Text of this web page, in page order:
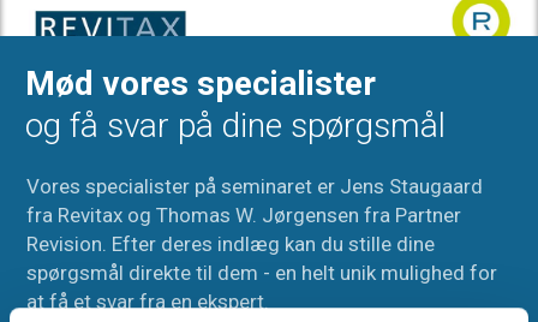
Mød vores specialister
og få svar på dine spørgsmål
Vores specialister på seminaret er Jens Staugaard
fra Revitax og Thomas W. Jørgensen fra Partner
Revision. Efter deres indlæg kan du stille dine
spørgsmål direkte til dem - en helt unik mulighed for
at få et svar fra en ekspert.